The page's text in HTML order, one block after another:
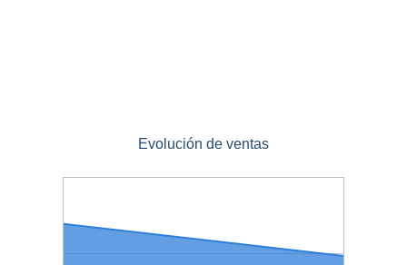
Evolución de ventas